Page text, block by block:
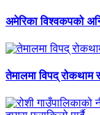
अमेरिका विश्वकपको
तेमालमा विपद् रोकथाम